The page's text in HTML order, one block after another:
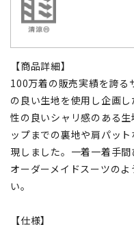
【商品詳細】
100万着の販売実績を誇る
の良い生地を使用し企画
性の良いシャリ感のある
ップまでの裏地や肩パッ
現しました。一着一着手
オーダーメイドスーツの
い。
【仕様】